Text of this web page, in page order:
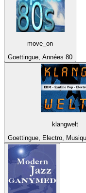
move_on
Goettingue, Années 80
klangwelt
Goettingue, Electro,